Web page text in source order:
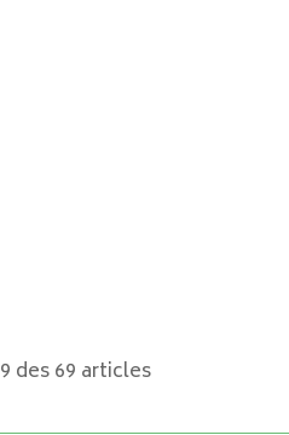
des 69 articles